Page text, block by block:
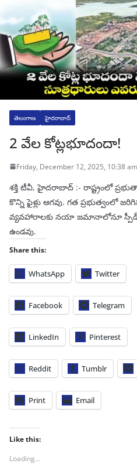
తెలంగాణ హైదరాబాద్
2 వేల కోట్లభూదందా!
Friday, December 12, 2025, 10:38 am
శక్తి టీవీ, హైదరాబాద్‌ :- రాష్ట్రంలో
కొన్ని ఫైళ్లు ఆగవు. గత ప్రభుత్వంలో
వ్యవహారాలకు నయా జమానాలోనూ స్పీడ్‌
ఉండవు.
Share this:
WhatsApp Twitter
Facebook Telegram
LinkedIn Pinterest
Reddit Tumblr
Print Email
Like this:
Loading...